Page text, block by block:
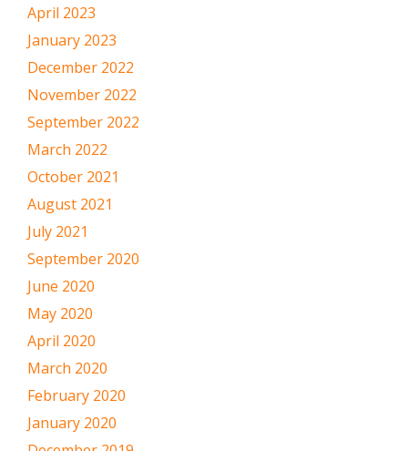
April 2023
January 2023
December 2022
November 2022
September 2022
March 2022
October 2021
August 2021
July 2021
September 2020
June 2020
May 2020
April 2020
March 2020
February 2020
January 2020